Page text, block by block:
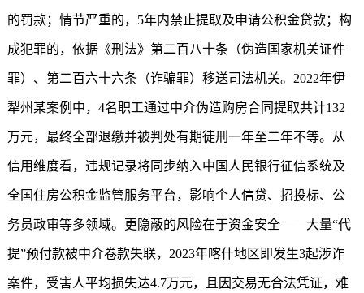
的罚款；情节严重的，5年内禁止提取及申请公积金贷款；构
成犯罪的，依据《刑法》第二百八十条（伪造国家机关证件
罪）、第二百六十六条（诈骗罪）移送司法机关。2022年伊
犁州某案例中，4名职工通过中介伪造购房合同提取共计132
万元，最终全部退缴并被判处有期徒刑一年至二年不等。从
信用维度看，违规记录将同步纳入中国人民银行征信系统及
全国住房公积金监管服务平台，影响个人信贷、招投标、公
务员政审等多领域。更隐蔽的风险在于资金安全——大量“代
提”预付款被中介卷款失联，2023年喀什地区即发生3起涉诈
案件，受害人平均损失达4.7万元，且因交易无合法凭证，难